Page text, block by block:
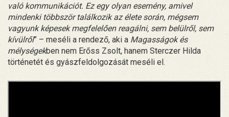
való kommunikációt. Ez egy olyan esemény, amivel
mindenki többször találkozik az élete során, mégsem
vagyunk képesek megfelelően reagálni, sem belülről, sem
kívülről” – meséli a rendező, aki a Magasságok és
mélységekben nem Erőss Zsolt, hanem Sterczer Hilda
történetét és gyászfeldolgozását meséli el.